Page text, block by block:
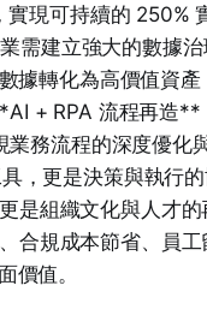
實現可持續的 250%
需建立強大的數據
據轉化為高價值資
+ RPA 流程再造
務流程的深度優化
，更是決策與執行
是組織文化與人才
合規成本節省、員
價值。